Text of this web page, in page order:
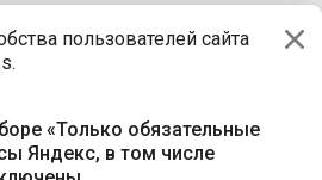
пользователей сайта
«Только обязательные
Яндекс, в том числе
«ПРАЦА БАЙ»
г. Минск, пр-т Независимости